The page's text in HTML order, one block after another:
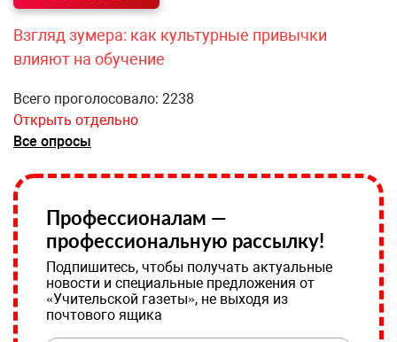
Взгляд зумера: как культурные привычки
влияют на обучение
Всего проголосовало: 2238
Открыть отдельно
Все опросы
Профессионалам —
профессиональную рассылку!
Подпишитесь, чтобы получать актуальные
новости и специальные предложения от
«Учительской газеты», не выходя из
почтового ящика